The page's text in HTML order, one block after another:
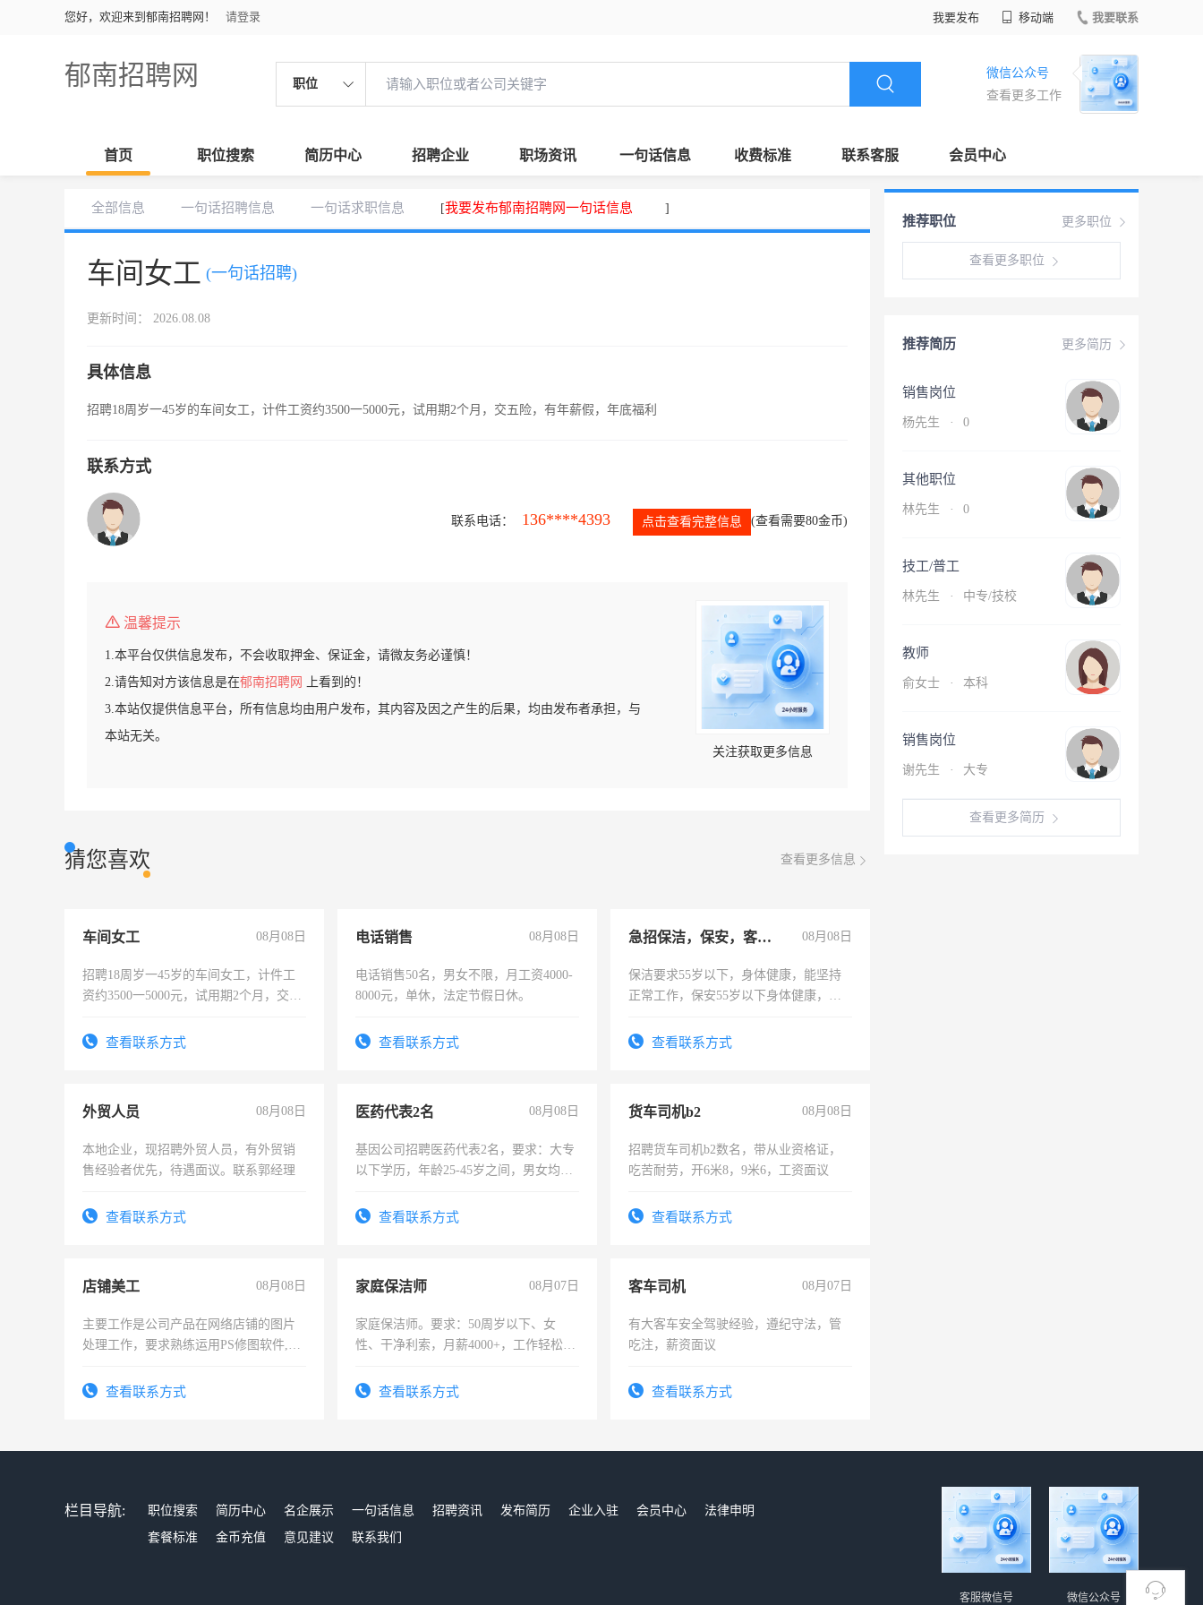
您好，欢迎来到郁南招聘网！ 请登录 我要发布 移动端 我要联系
郁南招聘网 职位
微信公众号
查看更多工作
首页 职位搜索 简历中心 招聘企业 职场资讯 一句话信息 收费标准 联系客服 会员中心
全部信息 一句话招聘信息 一句话求职信息 [我要发布郁南招聘网一句话信息 ]
车间女工 (一句话招聘)
更新时间： 2026.08.08
具体信息
招聘18周岁一45岁的车间女工，计件工资约3500一5000元，试用期2个月，交五险，有年薪假，年底福利
联系方式
联系电话： 136****4393 点击查看完整信息 (查看需要80金币)
温馨提示
1.本平台仅供信息发布，不会收取押金、保证金，请微友务必谨慎！
2.请告知对方该信息是在郁南招聘网
上看到的！
3.本站仅提供信息平台，所有信息均由用户发布，其内容及因之产生的后果，均由发布者承担，与
本站无关。
关注获取更多信息
猜您喜欢 查看更多信息
车间女工 08月08日
招聘18周岁一45岁的车间女工，计件工
资约3500一5000元，试用期2个月，交五
查看联系方式
电话销售 08月08日
电话销售50名，男女不限，月工资4000-
8000元，单休，法定节假日休。
查看联系方式
急招保洁，保安，客服，工程 08月08日
保洁要求55岁以下，身体健康，能坚持
正常工作，保安55岁以下身体健康，有
录，客服要求45岁以下高中以上文化，
查看联系方式
外贸人员 08月08日
本地企业，现招聘外贸人员，有外贸销
售经验者优先，待遇面议。联系郭经理
查看联系方式
医药代表2名 08月08日
基因公司招聘医药代表2名，要求：大专
以下学历，年龄25-45岁之间，男女均
表或者有医学资质的优先，底薪+绩效，
查看联系方式
货车司机b2 08月08日
招聘货车司机b2数名，带从业资格证，
吃苦耐劳，开6米8，9米6，工资面议
查看联系方式
店铺美工 08月08日
主要工作是公司产品在网络店铺的图片
处理工作，要求熟练运用PS修图软件,工
查看联系方式
家庭保洁师 08月07日
家庭保洁师。要求：50周岁以下、女
性、干净利索，月薪4000+，工作轻松，
太太等。查看联系方式
客车司机 08月07日
有大客车安全驾驶经验，遵纪守法，管
吃注，薪资面议
查看联系方式
更多职位
推荐职位
查看更多职位
更多简历
推荐简历
销售岗位
杨先生 · 0
其他职位
林先生 · 0
技工/普工
林先生 · 中专/技校
教师
俞女士 · 本科
销售岗位
谢先生 · 大专
查看更多简历
栏目导航: 职位搜索 简历中心 名企展示 一句话信息 招聘资讯 发布简历 企业入驻 会员中心
法律申明
套餐标准
金币充值 意见建议 联系我们
微信公众号
客服微信号